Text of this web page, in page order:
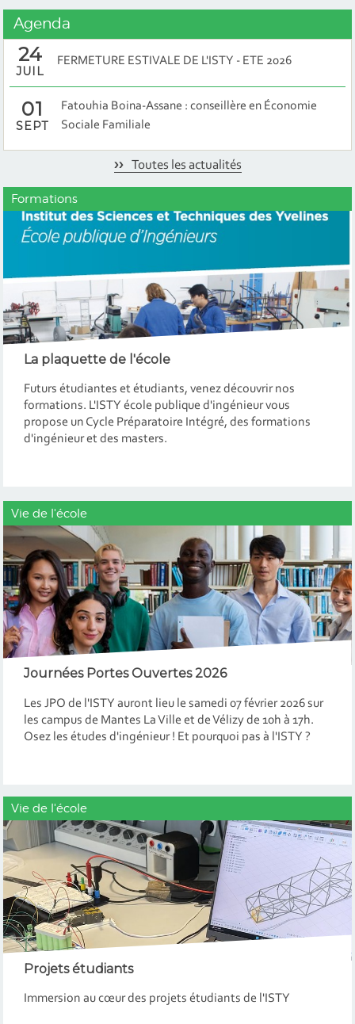
Agenda
24
JUIL
FERMETURE ESTIVALE DE L'ISTY - ETE 2026
01
SEPT
Fatouhia Boina-Assane : conseillère en Économie
Sociale Familiale
Toutes les actualités
Formations
La plaquette de l'école
Futurs étudiantes et étudiants, venez découvrir nos
formations. L'ISTY école publique d'ingénieur vous
propose un Cycle Préparatoire Intégré, des formations
d'ingénieur et des masters.
Vie de l'école
Journées Portes Ouvertes 2026
Les JPO de l'ISTY auront lieu le samedi 07 février 2026 sur
les campus de Mantes La Ville et de Vélizy de 10h à 17h.
Osez les études d'ingénieur ! Et pourquoi pas à l'ISTY ?
Vie de l'école
Projets étudiants
Immersion au cœur des projets étudiants de l'ISTY